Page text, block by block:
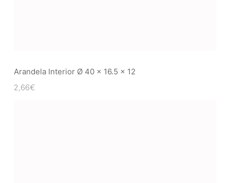
Arandela Interior Ø 40 x 16.5 x 12
2,66€